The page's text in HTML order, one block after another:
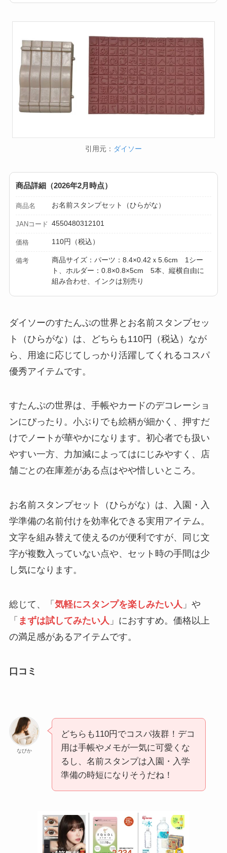
引用元： ダイソー
商品詳細（2026年2月時点）
商品名 お名前スタンプセット（ひらがな）
JANコード 4550480312101
価格 110円（税込）
備考
商品サイズ：パーツ：8.4×0.42ｘ5.6cm 1シー
ト、ホルダー：0.8×0.8×5cm 5本、縦横自由に
組み合わせ、インクは別売り
ダイソーのすたんぷの世界とお名前スタンプセッ
ト（ひらがな）は、どちらも110円（税込）なが
ら、用途に応じてしっかり活躍してくれるコスパ
優秀アイテムです。
すたんぷの世界は、手帳やカードのデコレーショ
ンにぴったり。小ぶりでも絵柄が細かく、押すだ
けでノートが華やかになります。初心者でも扱い
やすい一方、力加減によってはにじみやすく、店
舗ごとの在庫差がある点はやや惜しいところ。
お名前スタンプセット（ひらがな）は、入園・入
学準備の名前付けを効率化できる実用アイテム。
文字を組み替えて使えるのが便利ですが、同じ文
字が複数入っていない点や、セット時の手間は少
し気になります。
総じて、「 気軽にスタンプを楽しみたい人 」や
「 まずは試してみたい人 」におすすめ。価格以上
の満足感があるアイテムです。
口コミ
なびか
どちらも110円でコスパ抜群！デコ
用は手帳やメモが一気に可愛くな
るし、名前スタンプは入園・入学
準備の時短になりそうだね！